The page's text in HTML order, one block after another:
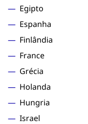
Egipto
Espanha
Finlândia
France
Grécia
Holanda
Hungria
Israel